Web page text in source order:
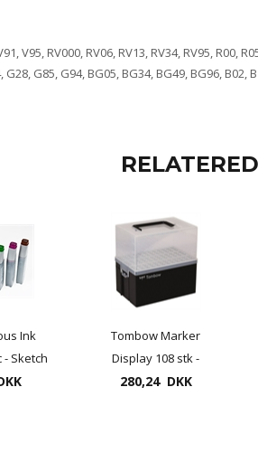
V95, RV000, RV06, RV13, RV34, RV95, R00,
G85, G94, BG05, BG34, BG49, BG96, B02,
Ink
- Sketch
Tombow Marker
Display 108 stk -
udfoldelig
280,24 DKK